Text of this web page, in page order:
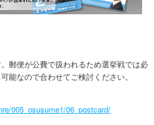
郵便が公費で扱われるため選挙戦では必
能なので合わせてご検討ください。
005_osusume1/06_postcard/